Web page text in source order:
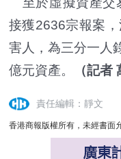
接獲2636宗報案
害人，為三分一人
億元資產。
（記者
責任編輯：靜文
香港商報版權所有，未經書面